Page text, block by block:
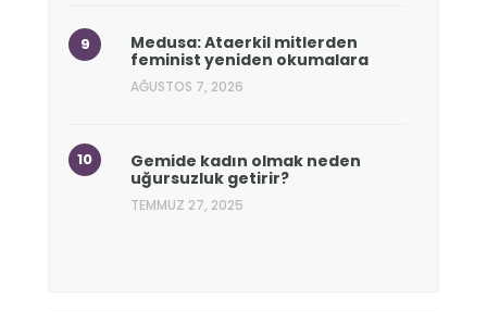
Medusa: Ataerkil mitlerden
feminist yeniden okumalara
AĞUSTOS 7, 2026
Gemide kadın olmak neden
uğursuzluk getirir?
TEMMUZ 27, 2025